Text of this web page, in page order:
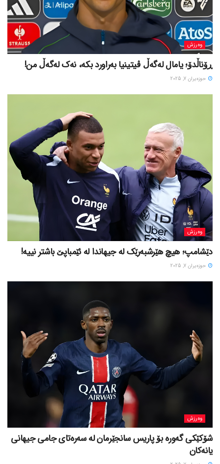
وەرزش
ڕۆناڵدۆ؛ یامال لەگەڵ ڤیتینیا بەراورد بکە، نەک لەگەڵ من!
حوزه‌یران 7, 2025
وەرزش
دێشامپ؛ هیچ هێرشبەرێک لە جیهاندا لە ئێمباپێ باشتر نییە!
حوزه‌یران 7, 2025
وەرزش
شۆکێکی گەورە بۆ پاریس سانجێرمان لە سەرەتای جامی جیهانی
یانەکان